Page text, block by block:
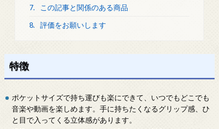
7. この記事と関係のある商品
8. 評価をお願いします
特徴
ポケットサイズで持ち運びも楽にできて、いつでもどこでも
音楽や動画を楽しめます。手に持ちたくなるグリップ感、ひ
と目で入ってくる立体感があります。